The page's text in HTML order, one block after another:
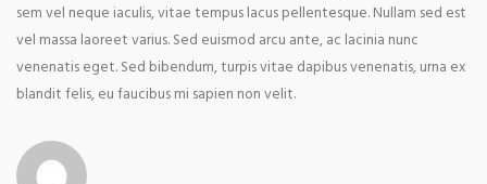
sem vel neque iaculis, vitae tempus lacus pellentesque. Nullam sed est
vel massa laoreet varius. Sed euismod arcu ante, ac lacinia nunc
venenatis eget. Sed bibendum, turpis vitae dapibus venenatis, urna ex
blandit felis, eu faucibus mi sapien non velit.